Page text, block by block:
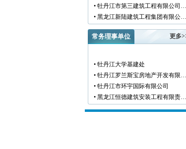
• 牡丹江市第三建筑工程有限公司…
• 黑龙江新陆建筑工程集团有限公…
• 牡丹江市安装工程有限公司
• 黑龙江北方工具有限公司
• 黑龙江新宏基建设集团有限公司…
• 金跃集团有限公司
• 黑龙江海华建设集团
• 上海绿地集团牡丹江置业有限公…
• 牡丹江桃源房地产开发有限公司…
常务理事单位 更多
• 牡丹江大学基建处
• 牡丹江罗兰斯宝房地产开发有限…
• 牡丹江市环宇国际有限公司
• 黑龙江恒德建筑安装工程有限责…
• 牡丹江华威建筑工程有限责任公…